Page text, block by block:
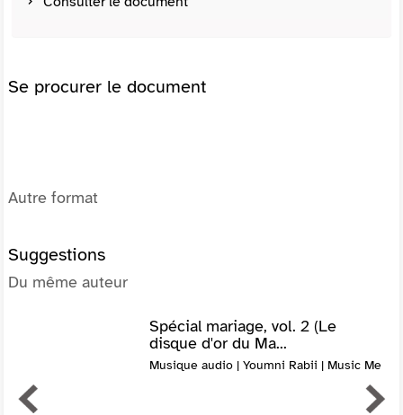
Se procurer le document
Autre format
Suggestions
Du même auteur
Spécial mariage, vol. 2 (Le
disque d'or du Ma...
Musique audio | Youmni Rabii | Music Me